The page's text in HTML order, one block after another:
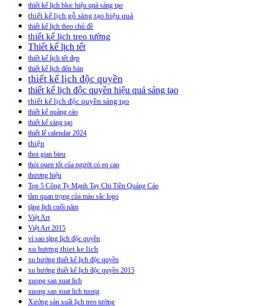
thiết kế lịch bloc hiệu quả sáng tạo
thiết kế lịch gỗ sáng tạo hiệu quả
thiết kế lịch theo chủ đề
thiết kế lịch treo tường
Thiết kế lịch tết
thiết kế lịch tết đẹp
thiết kế lịch đển bàn
thiết kế lịch độc quyền
thiết kế lịch độc quyền hiệu quả sáng tạo
thiết kế lịch độc quyền sáng tạo
thiết kế quảng cáo
thiết kế sáng tạo
thiết lế calendar 2024
thiệp
thoi gian bieu
thói quen tốt của người có eq cao
thương hiệu
Top 5 Công Ty Mạnh Tay Chi Tiền Quảng Cáo
tầm quan trọng của màu sắc logo
tặng lịch cuối năm
Việt Art
Việt Art 2015
vì sao tặng lịch độc quyền
xu hương thiet ke lich
xu hướng thiết kế lịch độc quyền
xu hướng thiết kế lịch độc quyền 2015
xuong san xuat lich
xuong san xuat lich tuong
Xưởng sản xuất lịch treo tường